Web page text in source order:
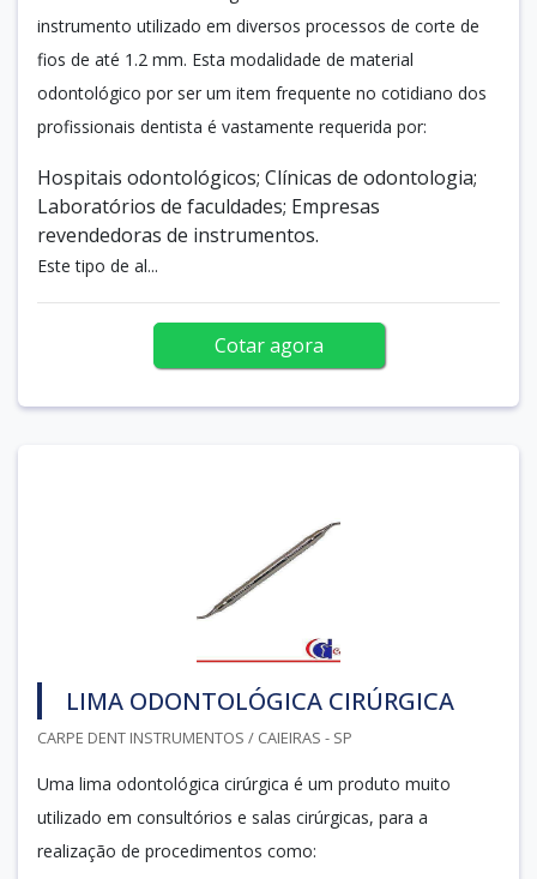
instrumento utilizado em diversos processos de corte de
fios de até 1.2 mm. Esta modalidade de material
odontológico por ser um item frequente no cotidiano dos
profissionais dentista é vastamente requerida por:
Hospitais odontológicos; Clínicas de odontologia;
Laboratórios de faculdades; Empresas
revendedoras de instrumentos.
Este tipo de al...
Cotar agora
LIMA ODONTOLÓGICA CIRÚRGICA
CARPE DENT INSTRUMENTOS / CAIEIRAS - SP
Uma lima odontológica cirúrgica é um produto muito
utilizado em consultórios e salas cirúrgicas, para a
realização de procedimentos como: